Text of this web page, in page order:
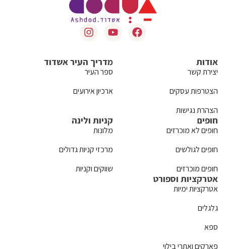
אודות
יצירת קשר
הצטרפות עסקים
הצהרת נגישות
מדריך העיר אשדוד
ספר העיר
ארכיון אירועים
חופים
חופים לא מוכרזים
חופים לגולשים
חופים מוכרזים
קניות ולינה
מלונות
מרכזי קניות גדולים
שווקים וקניות
אטרקציות וספורט
אטרקציות ימיות
גלגלים
ספא
פארקים ואתרי בילוי